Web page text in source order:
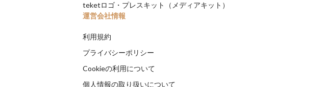
teketロゴ・プレスキット（メディアキット）
運営会社情報
利用規約
プライバシーポリシー
Cookieの利用について
個人情報の取り扱いについて